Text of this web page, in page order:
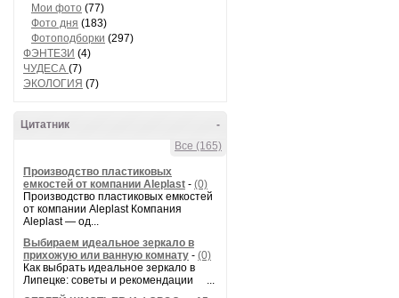
Мои фото (77)
Фото дня (183)
Фотоподборки (297)
ФЭНТЕЗИ (4)
ЧУДЕСА (7)
ЭКОЛОГИЯ (7)
-
Цитатник
Все (165)
Производство пластиковых
емкостей от компании Aleplast - (0)
Производство пластиковых емкостей
от компании Aleplast Компания
Aleplast — од...
Выбираем идеальное зеркало в
прихожую или ванную комнату - (0)
Как выбрать идеальное зеркало в
Липецке: советы и рекомендации ...